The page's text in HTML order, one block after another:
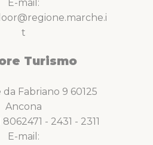
E-mail:
t
Turismo
Fabriano 9 60125
Ancona
- 2431 - 2311
E-mail: